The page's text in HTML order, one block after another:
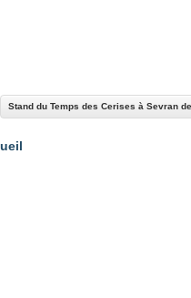
Stand du Temps des Cerises à Sevran